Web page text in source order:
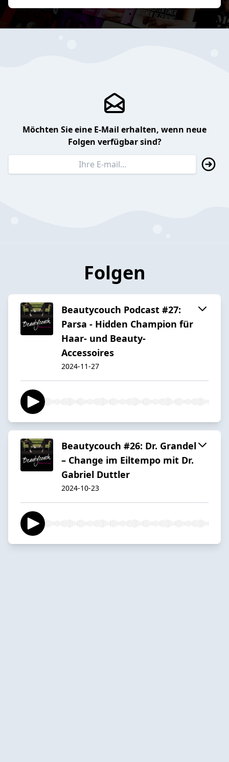
Möchten Sie eine E-Mail erhalten, wenn neue
Folgen verfügbar sind?
Folgen
Beautycouch Podcast #27:
Parsa - Hidden Champion für
Haar- und Beauty-
Accessoires
2024-11-27
Beautycouch #26: Dr. Grandel
– Change im Eiltempo mit Dr.
Gabriel Duttler
2024-10-23